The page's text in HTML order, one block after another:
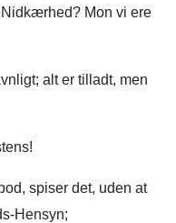
Mon vi ere
alt er tilladt, men
spiser det, uden at
Hensyn;